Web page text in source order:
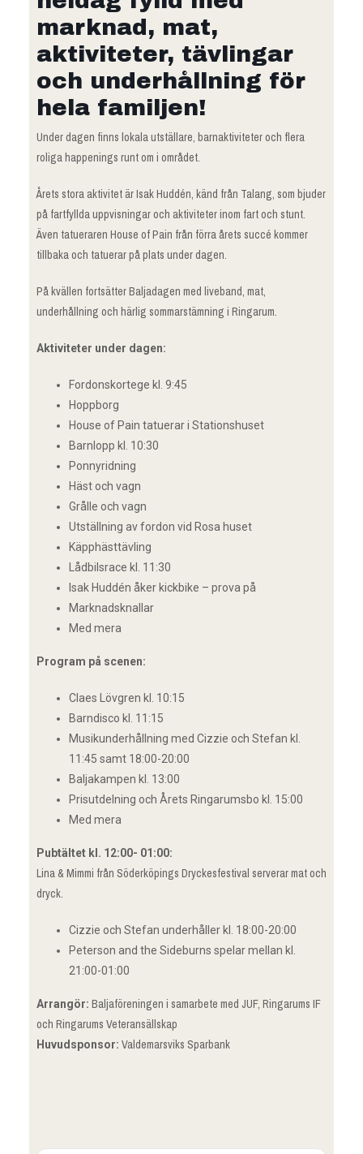
marknad, mat,
aktiviteter, tävlingar
och underhållning för
hela familjen!
Under dagen finns lokala utställare, barnaktiviteter och flera
roliga happenings runt om i området.
Årets stora aktivitet är Isak Huddén, känd från Talang, som bjuder
på fartfyllda uppvisningar och aktiviteter inom fart och stunt.
Även tatueraren House of Pain från förra årets succé kommer
tillbaka och tatuerar på plats under dagen.
På kvällen fortsätter Baljadagen med liveband, mat,
underhållning och härlig sommarstämning i Ringarum.
Aktiviteter under dagen:
Fordonskortege kl. 9:45
Hoppborg
House of Pain tatuerar i Stationshuset
Barnlopp kl. 10:30
Ponnyridning
Häst och vagn
Grålle och vagn
Utställning av fordon vid Rosa huset
Käpphästtävling
Lådbilsrace kl. 11:30
Isak Huddén åker kickbike – prova på
Marknadsknallar
Med mera
Program på scenen:
Claes Lövgren kl. 10:15
Barndisco kl. 11:15
Musikunderhållning med Cizzie och Stefan kl.
11:45 samt 18:00-20:00
Baljakampen kl. 13:00
Prisutdelning och Årets Ringarumsbo kl. 15:00
Med mera
Pubtältet kl. 12:00- 01:00:
Lina & Mimmi från Söderköpings Dryckesfestival serverar mat och
dryck.
Cizzie och Stefan underhåller kl. 18:00-20:00
Peterson and the Sideburns spelar mellan kl.
21:00-01:00
Arrangör: Baljaföreningen i samarbete med JUF, Ringarums IF
och Ringarums Veteransällskap
Huvudsponsor: Valdemarsviks Sparbank